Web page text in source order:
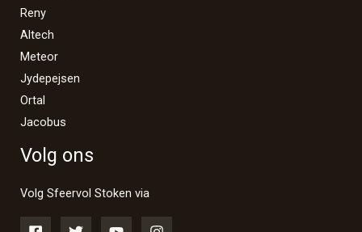
Reny
Altech
Meteor
Jydepejsen
Ortal
Jacobus
Volg ons
Volg Sfeervol Stoken via